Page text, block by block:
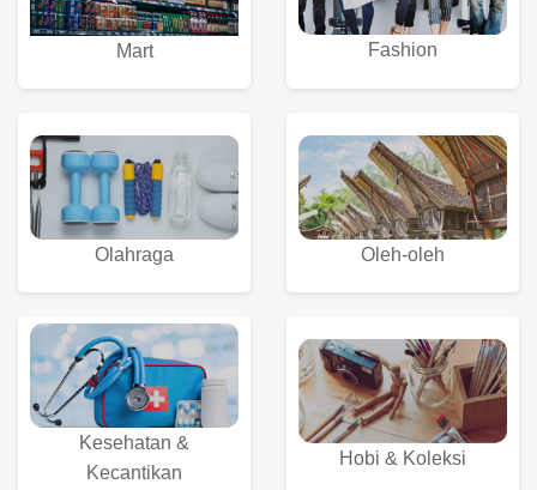
Mart Fashion
Olahraga Oleh-oleh
Kesehatan &
Kecantikan
Hobi & Koleksi